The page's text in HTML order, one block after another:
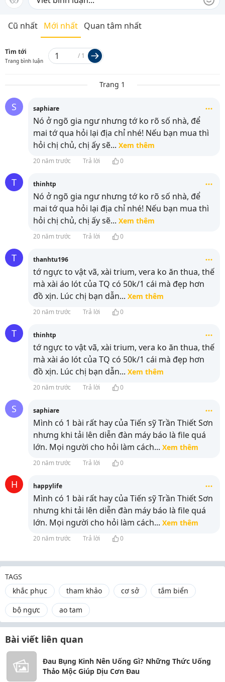
Cũ nhất Mới nhất Quan tâm nhất
Tìm tới
Trang bình luận
/ 1
Trang 1
S saphiare
Nó ở ngõ gia ngư nhưng tớ ko rõ số nhà, để
mai tớ qua hỏi lại địa chỉ nhé! Nếu bạn mua thì
hỏi chị chủ, chị ấy sẽ... Xem thêm
20 năm trước Trả lời 0
T thinhtp
Nó ở ngõ gia ngư nhưng tớ ko rõ số nhà, để
mai tớ qua hỏi lại địa chỉ nhé! Nếu bạn mua thì
hỏi chị chủ, chị ấy sẽ... Xem thêm
20 năm trước Trả lời 0
T thanhtu196
tớ ngực to vật vã, xài trium, vera ko ăn thua, thế
mà xài áo lót của TQ có 50k/1 cái mà đẹp hơn
đồ xịn. Lúc chị bạn dẫn... Xem thêm
20 năm trước Trả lời 0
T thinhtp
tớ ngực to vật vã, xài trium, vera ko ăn thua, thế
mà xài áo lót của TQ có 50k/1 cái mà đẹp hơn
đồ xịn. Lúc chị bạn dẫn... Xem thêm
20 năm trước Trả lời 0
S saphiare
Mình có 1 bài rất hay của Tiến sỹ Trần Thiết Sơn
nhưng khi tải lên diễn đàn máy báo là file quá
lớn. Mọi người cho hỏi làm cách... Xem thêm
20 năm trước Trả lời 0
H happylife
Mình có 1 bài rất hay của Tiến sỹ Trần Thiết Sơn
nhưng khi tải lên diễn đàn máy báo là file quá
lớn. Mọi người cho hỏi làm cách... Xem thêm
20 năm trước Trả lời 0
TAGS
khắc phục
tham khảo cơ sở
tắm biển
bộ ngực
ao tam
Bài viết liên quan
Đau Bụng Kinh Nên Uống Gì? Những Thức Uống
Thảo Mộc Giúp Dịu Cơn Đau